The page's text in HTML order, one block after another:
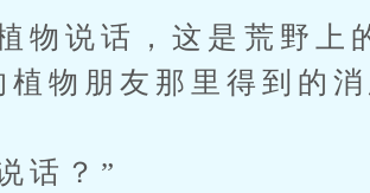
话，这是荒野上的
物朋友那里得到的
？”